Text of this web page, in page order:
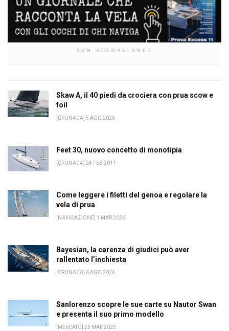
SVN SOLOVELANET
Skaw A, il 40 piedi da crociera con prua scow e
foil
[CRONACA] 5 AGO 2026
Feet 30, nuovo concetto di monotipia
[CRONACA] 24 FEB 2011
Come leggere i filetti del genoa e regolare la
vela di prua
[NAVIGAZIONE] 1 MAR 2026
Bayesian, la carenza di giudici può aver
rallentato l’inchiesta
[CRONACA] 6 AGO 2026
Sanlorenzo scopre le sue carte su Nautor Swan
e presenta il suo primo modello
[MERCATO] 23 MAR 2025